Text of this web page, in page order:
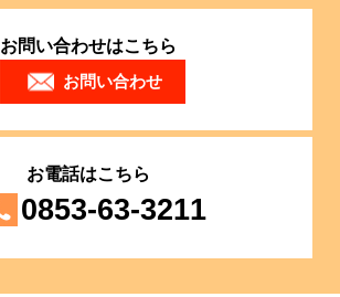
お問い合わせはこちら
お問い合わせ
お電話はこちら
0853-63-3211